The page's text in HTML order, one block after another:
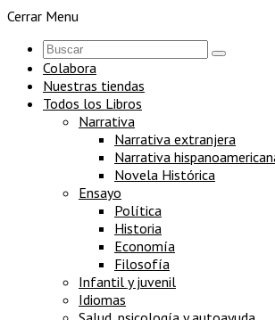
Cerrar Menu
Colabora
Nuestras tiendas
Todos los Libros
Narrativa
Narrativa extranjera
Narrativa
Novela Histórica
Ensayo
Política
Historia
Economía
Filosofía
Infantil y juvenil
Idiomas